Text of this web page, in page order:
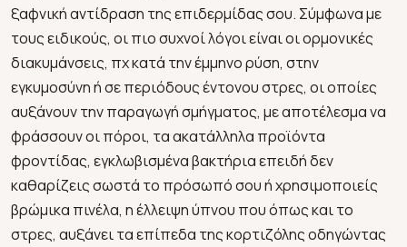
ξαφνική αντίδραση της επιδερμίδας σου. Σύμφωνα με
τους ειδικούς, οι πιο συχνοί λόγοι είναι οι ορμονικές
διακυμάνσεις, πχ κατά την έμμηνο ρύση, στην
εγκυμοσύνη ή σε περιόδους έντονου στρες, οι οποίες
αυξάνουν την παραγωγή σμήγματος, με αποτέλεσμα να
φράσσουν οι πόροι, τα ακατάλληλα προϊόντα
φροντίδας, εγκλωβισμένα βακτήρια επειδή δεν
καθαρίζεις σωστά το πρόσωπό σου ή χρησιμοποιείς
βρώμικα πινέλα, η έλλειψη ύπνου που όπως και το
στρες, αυξάνει τα επίπεδα της κορτιζόλης οδηγώντας